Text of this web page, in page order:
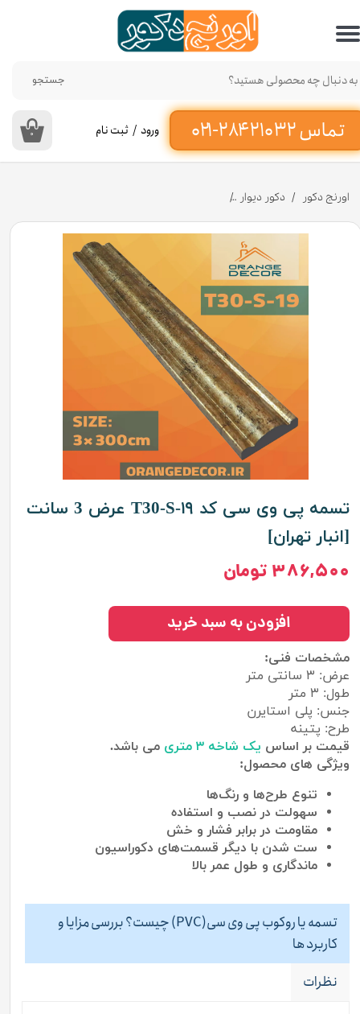
تماس ۳۲ ۲۱۰ ۲۸۴-۰۲۱‌
جستجو
۰ ورود / ثبت نام
حساب کاربری من
تغییر گذر واژه
سفارشات
خروج از حساب کاربری
اورنج دکور دکور دیوار
تسمه پی وی سی کد T30-S-۱۹ عرض 3 سانت
[انبار تهران]
۳۸۶,۵۰۰ تومان
مشخصات فنی:
عرض: ۳ سانتی متر
طول: ۳ متر
جنس: پلی استایرن
طرح: پتینه
قیمت بر اساس یک شاخه ۳ متری
می باشد.
ویژگی های محصول:
تنوع طرح‌ها و رنگ‌ها
سهولت در نصب و استفاده
مقاومت در برابر فشار و خش
ست شدن با دیگر قسمت‌های دکوراسیون
ماندگاری و طول عمر بالا
افزودن به سبد خرید
تسمه یا روکوب پی وی سی(PVC) چیست؟ بررسی مزایا و
کاربرد ها
نظرات